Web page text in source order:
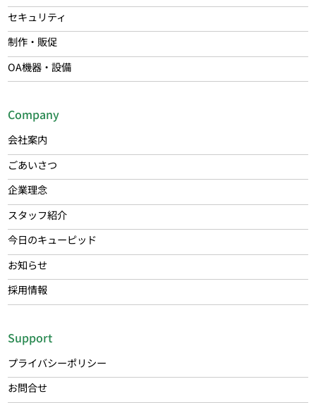
セキュリティ
制作・販促
OA機器・設備
Company
会社案内
ごあいさつ
企業理念
スタッフ紹介
今日のキューピッド
お知らせ
採用情報
Support
プライバシーポリシー
お問合せ